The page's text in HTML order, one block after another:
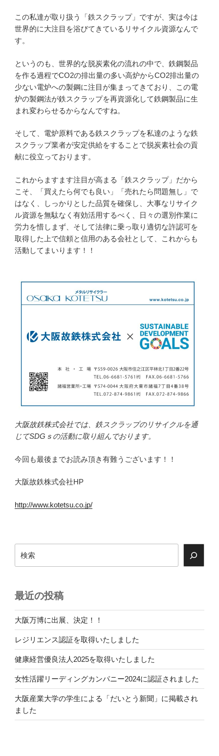
この私達が取り扱う「鉄スクラップ」ですが、実は今は
世界的に大注目を浴びてきているリサイクル資源なんで
す。
というのも、世界的な脱炭素化の流れの中で、鉄鋼製品
を作る過程でCO2の排出量の多い高炉からCO2排出量の
少ない電炉への製鋼に注目が集まってきており、この電
炉の製鋼法が鉄スクラップを再資源化して鉄鋼製品に生
まれ変わらせるからなんですね。
そして、電炉原料である鉄スクラップを私達のような鉄
スクラップ業者が安定供給をすることで脱炭素社会の貢
献に役立っております。
これからますます注目が高まる「鉄スクラップ」だから
こそ、「買えたら何でも良い」「売れたら問題無し」で
はなく、しっかりとした品質を確保し、大事なリサイク
ル資源を無駄なく有効活用するべく、日々の選別作業に
労力を惜しまず、そして法律に乗っ取り適切な許認可を
取得した上で信頼と信用のある会社として、これからも
活動してまいります！！
大阪故鉄株式会社では、鉄スクラップのリサイクルを通
じてSDGｓの活動に取り組んでおります。
今回も最後までお読み頂き有難うございます！！
大阪故鉄株式会社HP
http://www.kotetsu.co.jp/
最近の投稿
大阪万博に出展、決定！！
レジリエンス認証を取得いたしました
健康経営優良法人2025を取得いたしました
女性活躍リーディングカンパニー2024に認証されました
大阪産業大学の学生による「だいとう新聞」に掲載され
ました